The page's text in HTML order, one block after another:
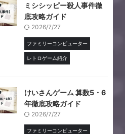
ミシシッピー殺人事件徹
底攻略ガイド
2026/7/27
ファミリーコンピューター
レトロゲーム紹介
けいさんゲーム 算数5・6
年徹底攻略ガイド
2026/7/27
ファミリーコンピューター